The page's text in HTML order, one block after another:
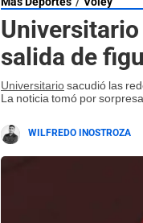
salida de
Universitariosacudió las
La noticia tomó por
WILFREDO INOSTROZA